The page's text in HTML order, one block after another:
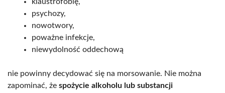
klaustrofobię,
psychozy,
nowotwory,
poważne infekcje,
niewydolność oddechową
nie powinny decydować się na morsowanie. Nie można
zapominać, że spożycie alkoholu lub substancji